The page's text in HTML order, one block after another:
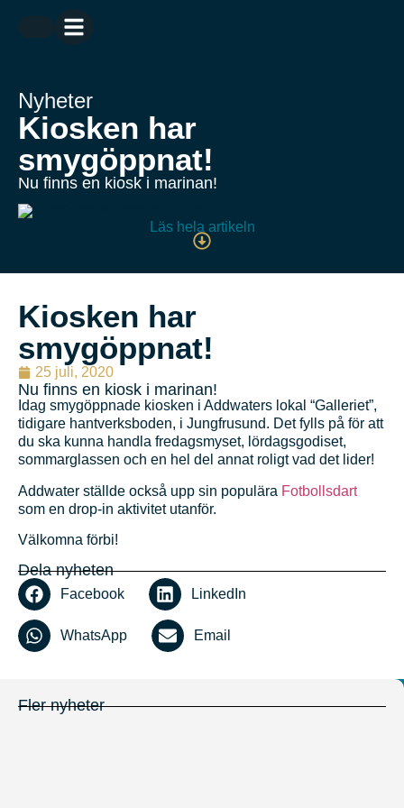
Nyheter
Kiosken har
smygöppnat!
Nu finns en kiosk i marinan!
Läs hela artikeln
Kiosken har
smygöppnat!
25 juli, 2020
Nu finns en kiosk i marinan!
Idag smygöppnade kiosken i Addwaters lokal “Galleriet”,
tidigare hantverksboden, i Jungfrusund. Det fylls på för att
du ska kunna handla fredagsmyset, lördagsgodiset,
sommarglassen och en hel del annat roligt vad det lider!
Addwater ställde också upp sin populära Fotbollsdart
som en drop-in aktivitet utanför.
Välkomna förbi!
Dela nyheten
Facebook LinkedIn
WhatsApp Email
Fler nyheter